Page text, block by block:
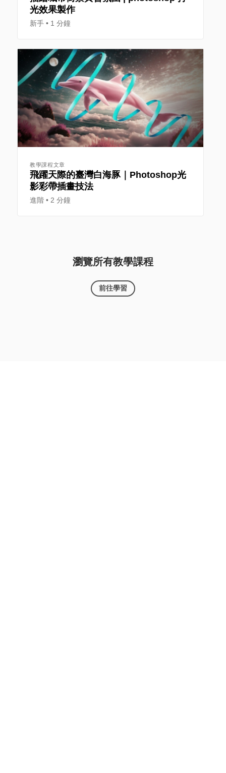
光效果製作
新手 1 分鐘
教學課程文章
飛躍天際的臺灣白海豚｜Photoshop光
影彩帶插畫技法
進階 2 分鐘
瀏覽所有教學課程
前往學習